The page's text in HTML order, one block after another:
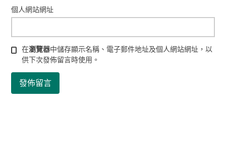
個人網站網址
在瀏覽器中儲存顯示名稱、電子郵件地址及個人網站網址，以
供下次發佈留言時使用。